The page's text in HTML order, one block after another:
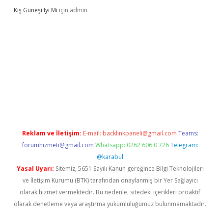
Kış Güneşi Iyi Mi için admin
Reklam ve İletişim: E-mail: backlinkpaneli@gmail.com Teams:
forumhizmeti@gmail.com Whatsapp: 0262 606 0 726 Telegram:
@karabul
Yasal Uyarı: Sitemiz, 5651 Sayılı Kanun gereğince Bilgi Teknolojileri
ve İletişim Kurumu (BTK) tarafından onaylanmış bir Yer Sağlayıcı
olarak hizmet vermektedir. Bu nedenle, sitedeki içerikleri proaktif
olarak denetleme veya araştırma yükümlülüğümüz bulunmamaktadır.